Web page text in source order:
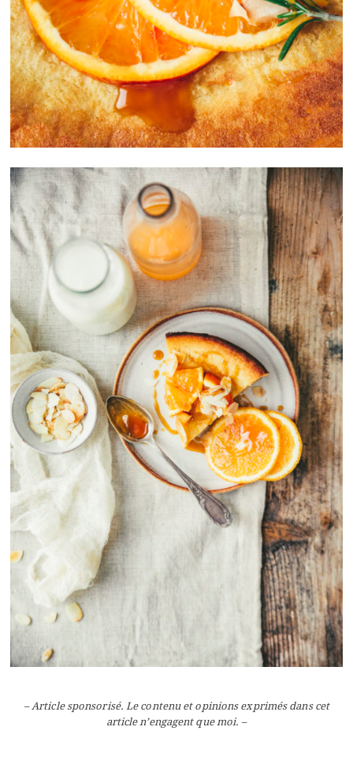
– Article sponsorisé. Le contenu et opinions exprimés dans cet
article n’engagent que moi. –